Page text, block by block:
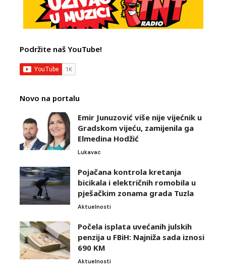
Podržite naš YouTube!
Novo na portalu
Emir Junuzović više nije vijećnik u
Gradskom vijeću, zamijenila ga
Elmedina Hodžić
Lukavac
Pojačana kontrola kretanja
bicikala i električnih romobila u
pješačkim zonama grada Tuzla
Aktuelnosti
Počela isplata uvećanih julskih
penzija u FBiH: Najniža sada iznosi
690 KM
Aktuelnosti